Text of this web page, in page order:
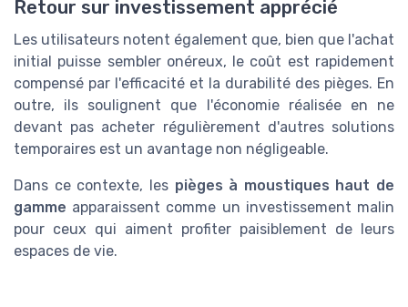
Retour sur investissement apprécié
Les utilisateurs notent également que, bien que l'achat
initial puisse sembler onéreux, le coût est rapidement
compensé par l'efficacité et la durabilité des pièges. En
outre, ils soulignent que l'économie réalisée en ne
devant pas acheter régulièrement d'autres solutions
temporaires est un avantage non négligeable.
Dans ce contexte, les pièges à moustiques haut de
gamme apparaissent comme un investissement malin
pour ceux qui aiment profiter paisiblement de leurs
espaces de vie.